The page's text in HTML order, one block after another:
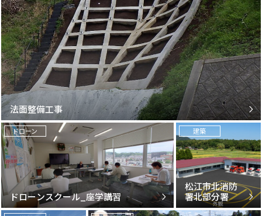
法面整備工事
ドローン
ドローンスクール_座学講習
建築
松江市北消防
署北部分署